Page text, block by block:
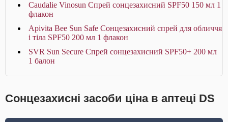
Caudalie Vinosun Спрей сонцезахисний SPF50 150 мл 1
флакон
Apivita Bee Sun Safe Сонцезахисний спрей для обличчя
і тіла SPF50 200 мл 1 флакон
SVR Sun Secure Спрей сонцезахисний SPF50+ 200 мл
1 балон
Сонцезахисні засоби ціна в аптеці DS